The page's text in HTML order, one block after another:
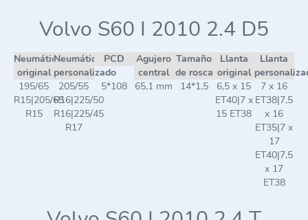
Volvo S60 I 2010 2.4 D5
Neumático
original
Neumático
personalizado
PCD
Agujero
central
Tamaño
de rosca
Llanta
original
Llanta
195/65
R15|205/65
R15
205/55
R16|225/50
R16|225/45
R17
5*108 65,1 mm 14*1,5
6,5 x 15
ET40|7 x
15 ET38
7 x 16
ET38|7,5
x 16
ET35|7 x
17
ET40|7,5
x 17
ET38